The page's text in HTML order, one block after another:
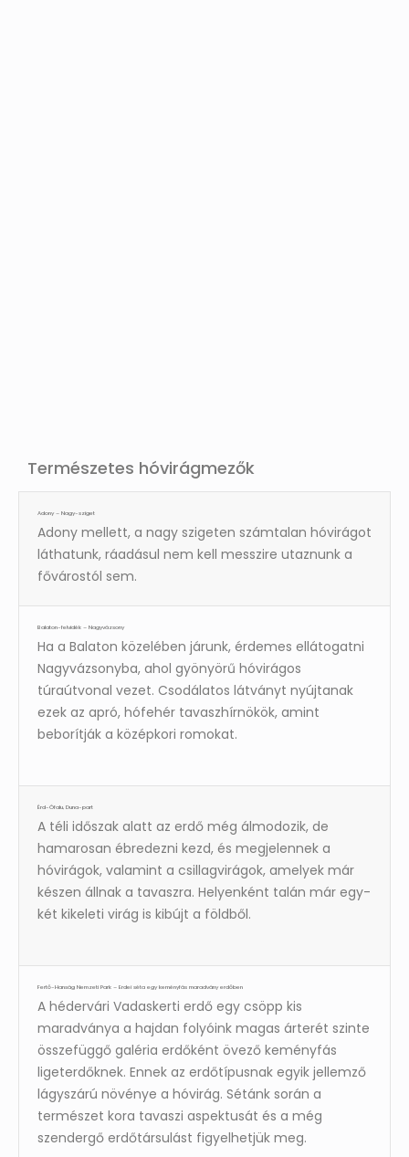
Természetes hóvirágmezők
Adony – Nagy-sziget
Adony mellett, a nagy szigeten számtalan hóvirágot
láthatunk, ráadásul nem kell messzire utaznunk a
fővárostól sem.
Balaton-felvidék – Nagyvázsony
Ha a Balaton közelében járunk, érdemes ellátogatni
Nagyvázsonyba, ahol gyönyörű hóvirágos
túraútvonal vezet. Csodálatos látványt nyújtanak
ezek az apró, hófehér tavaszhírnökök, amint
beborítják a középkori romokat.
Érd-Ófalu, Duna-part
A téli időszak alatt az erdő még álmodozik, de
hamarosan ébredezni kezd, és megjelennek a
hóvirágok, valamint a csillagvirágok, amelyek már
készen állnak a tavaszra. Helyenként talán már egy-
két kikeleti virág is kibújt a földből.
Fertő-Hanság Nemzeti Park – Erdei séta egy keményfás maradvány erdőben
A hédervári Vadaskerti erdő egy csöpp kis
maradványa a hajdan folyóink magas árterét szinte
összefüggő galéria erdőként övező keményfás
ligeterdőknek. Ennek az erdőtípusnak egyik jellemző
lágyszárú növénye a hóvirág. Sétánk során a
természet kora tavaszi aspektusát és a még
szendergő erdőtársulást figyelhetjük meg.